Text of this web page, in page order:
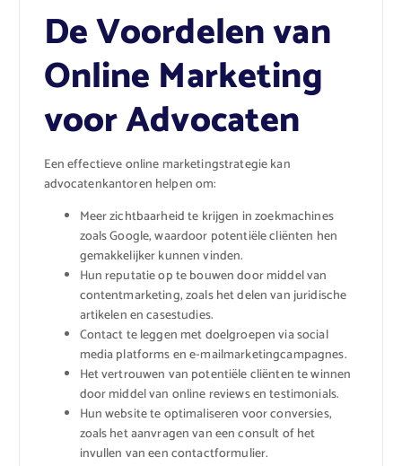
De Voordelen van
Online Marketing
voor Advocaten
Een effectieve online marketingstrategie kan
advocatenkantoren helpen om:
Meer zichtbaarheid te krijgen in zoekmachines
zoals Google, waardoor potentiële cliënten hen
gemakkelijker kunnen vinden.
Hun reputatie op te bouwen door middel van
contentmarketing, zoals het delen van juridische
artikelen en casestudies.
Contact te leggen met doelgroepen via social
media platforms en e-mailmarketingcampagnes.
Het vertrouwen van potentiële cliënten te winnen
door middel van online reviews en testimonials.
Hun website te optimaliseren voor conversies,
zoals het aanvragen van een consult of het
invullen van een contactformulier.